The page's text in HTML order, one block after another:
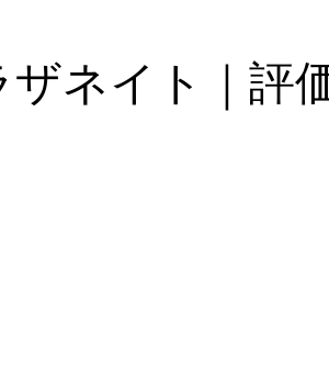
ネイト｜評